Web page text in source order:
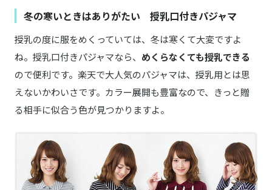
冬の寒いときはありがたい 授乳口付きパジャマ
授乳の度に服をめくっていては、冬は寒くて大変ですよ
ね。授乳口付きパジャマなら、 めくらなくても授乳できる
ので便利です。楽天で大人気のパジャマは、授乳用とは思
えないかわいさです。カラー展開も豊富なので、きっと贈
る相手に似合う色が見つかりますよ。